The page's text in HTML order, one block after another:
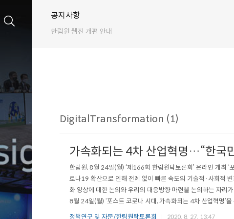
공지사항
한림원 웹진 개편 안내
DigitalTransformation (1)
가속화되는 4차 산업혁명…“한국
한림원, 8월 24일(월) ‘제166회 한림원탁토론회’ 온라인 개최
로나19 확산으로 인해 전례 없이 빠른 속도의 기술적·사회적
화 양상에 대한 논의와 우리의 대응방향 마련을 논의하는 자리
8월 24일(월) ‘포스트 코로나 시대, 가속화되는 4차 산업혁명’
림원 유튜브 채널을 통해 온라인으로 실시간 중계됐다. 토론회
정책연구 및 자문/한림원탁토론회 2020. 8. 27. 13:47